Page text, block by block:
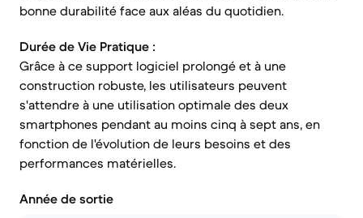
bonne durabilité face aux aléas du quotidien.
Durée de Vie Pratique :
Grâce à ce support logiciel prolongé et à une
construction robuste, les utilisateurs peuvent
s'attendre à une utilisation optimale des deux
smartphones pendant au moins cinq à sept ans, en
fonction de l'évolution de leurs besoins et des
performances matérielles.
Année de sortie